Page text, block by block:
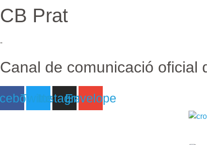
Ir
al
CB Prat
-
Canal de comunicació oficial
TwitterInstagram
Envelope